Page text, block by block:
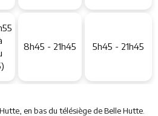
8h45 - 21h45 5h45 - 21h45
en bas du télésiège de Belle Hutte.